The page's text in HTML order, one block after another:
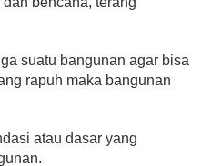
suatu bangunan agar bisa
rapuh maka bangunan
atau dasar yang